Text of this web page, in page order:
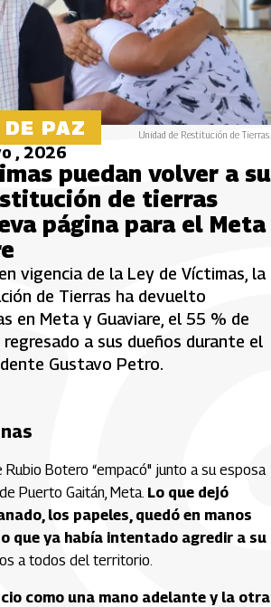
PAZ Unidad de Restitución de Tierras.
, 2026
puedan volver a su
de tierras
página para el Meta
vigencia de la Ley de Víctimas, la
de Tierras ha devuelto
en Meta y Guaviare, el 55 % de
a sus dueños durante el
Gustavo Petro.
Botero “empacó" junto a su esposa
Puerto Gaitán, Meta. Lo que dejó
los papeles, quedó en manos
que ya había intentado agredir a su
a todos del territorio.
como una mano adelante y la otra